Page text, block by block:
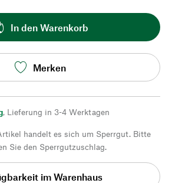
In den Warenkorb
Merken
, Lieferung in 3-4 Werktagen
handelt es sich um Sperrgut. Bitte
Sie den Sperrgutzuschlag.
im Warenhaus